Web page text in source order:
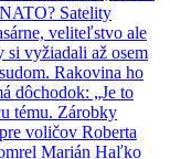
Satelity
veliteľstvo ale
vyžiadali až osem
Rakovina ho
dôchodok: „Je to
tému. Zárobky
voličov Roberta
Marián Haľko